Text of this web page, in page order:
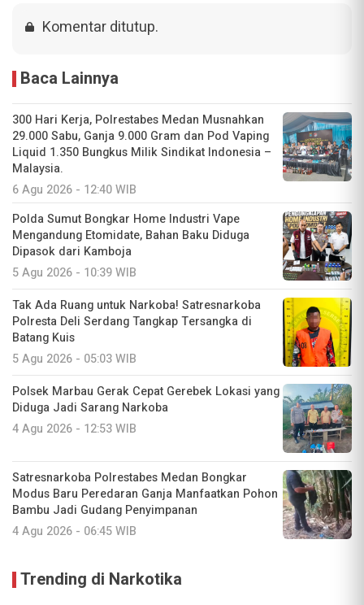
Komentar ditutup.
Baca Lainnya
300 Hari Kerja, Polrestabes Medan Musnahkan
29.000 Sabu, Ganja 9.000 Gram dan Pod Vaping
Liquid 1.350 Bungkus Milik Sindikat Indonesia –
Malaysia.
6 Agu 2026 - 12:40 WIB
Polda Sumut Bongkar Home Industri Vape
Mengandung Etomidate, Bahan Baku Diduga
Dipasok dari Kamboja
5 Agu 2026 - 10:39 WIB
Tak Ada Ruang untuk Narkoba! Satresnarkoba
Polresta Deli Serdang Tangkap Tersangka di
Batang Kuis
5 Agu 2026 - 05:03 WIB
Polsek Marbau Gerak Cepat Gerebek Lokasi yang
Diduga Jadi Sarang Narkoba
4 Agu 2026 - 12:53 WIB
Satresnarkoba Polrestabes Medan Bongkar
Modus Baru Peredaran Ganja Manfaatkan Pohon
Bambu Jadi Gudang Penyimpanan
4 Agu 2026 - 06:45 WIB
Trending di Narkotika